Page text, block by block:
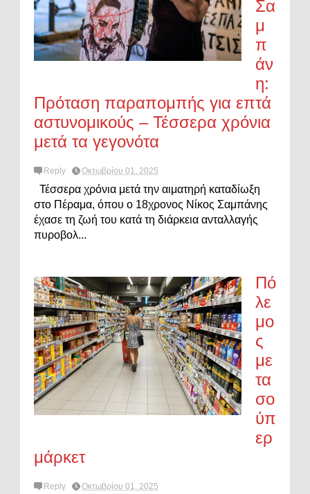
Σα
μ
π
άν
η:
Πρόταση παραπομπής για επτά
αστυνομικούς – Τέσσερα χρόνια
μετά τα γεγονότα
Reply Οκτωβρίου 01, 2025
Τέσσερα χρόνια μετά την αιματηρή καταδίωξη
στο Πέραμα, όπου ο 18χρονος Νίκος Σαμπάνης
έχασε τη ζωή του κατά τη διάρκεια ανταλλαγής
πυροβολ...
Πό
λε
μο
ς
με
τα
σο
ύπ
ερ
μάρκετ
Reply Οκτωβρίου 01, 2025